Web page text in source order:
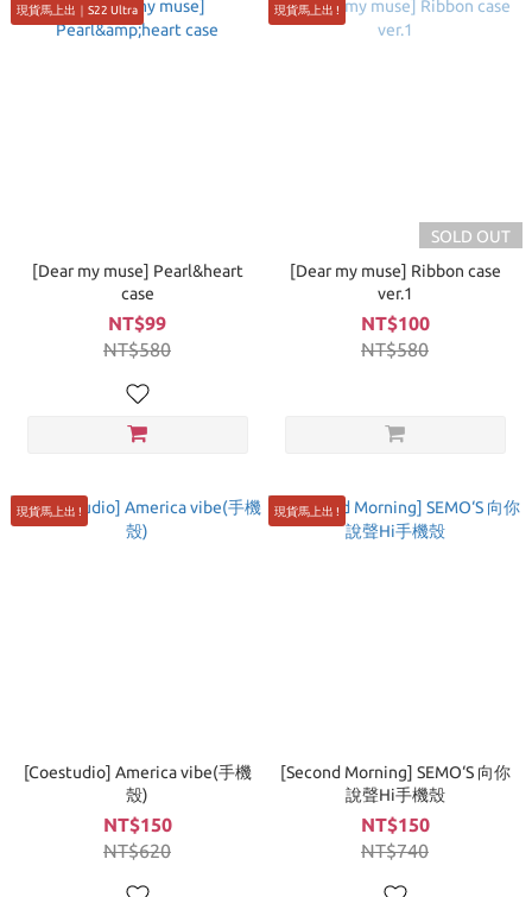
現貨馬上出｜S22 Ultra
[Dear my muse] Pearl&heart
case
NT$99
NT$580
現貨馬上出 !
SOLD OUT
[Dear my muse] Ribbon case
ver.1
NT$100
NT$580
現貨馬上出 !
[Coestudio] America vibe(手機
殼)
NT$150
NT$620
現貨馬上出 !
[Second Morning] SEMO‘S 向你
說聲Hi手機殼
NT$150
NT$740